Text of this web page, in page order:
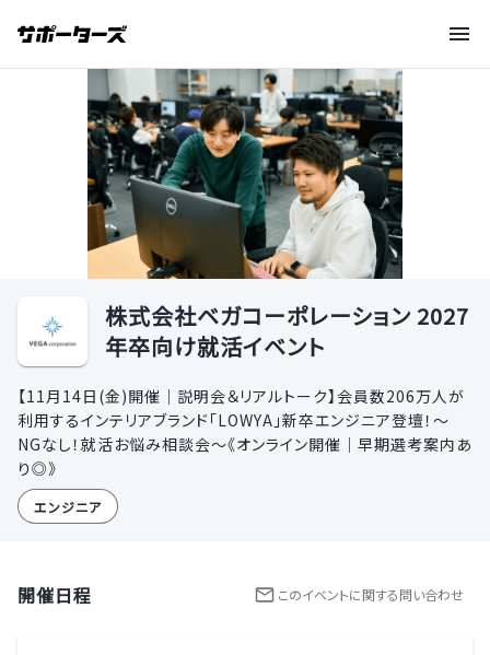
株式会社ベガコーポレーション 2027
年卒向け就活イベント
【11月14日(金)開催｜説明会＆リアルトーク】会員数206万人が
利用するインテリアブランド「LOWYA」新卒エンジニア登壇！～
NGなし！就活お悩み相談会～《オンライン開催｜早期選考案内あ
り◎》
エンジニア
開催日程 このイベントに関する問い合わせ